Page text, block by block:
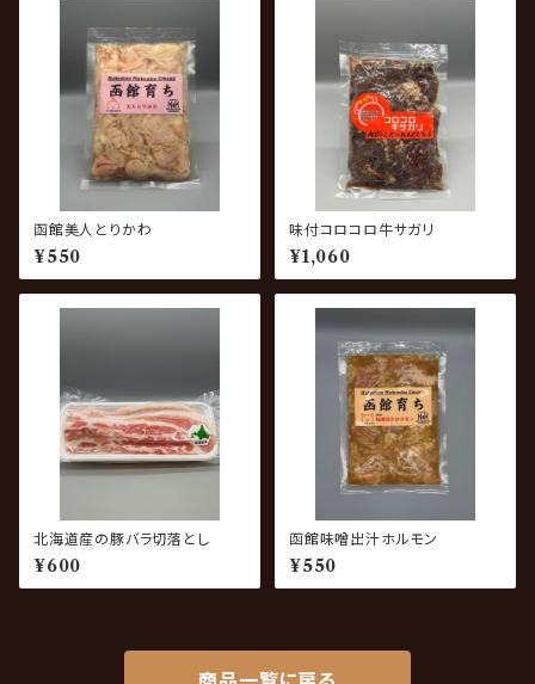
函館美人とりかわ
¥550
味付コロコロ牛サガリ
¥1,060
北海道産の豚バラ切落とし
¥600
函館味噌出汁ホルモン
¥550